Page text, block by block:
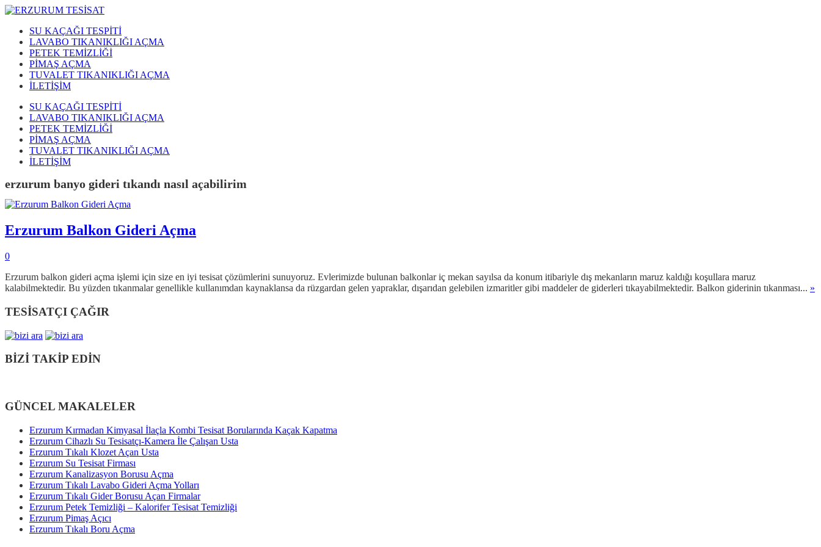
SU KAÇAĞI TESPİTİ
LAVABO TIKANIKLIĞI AÇMA
PETEK TEMİZLİĞİ
PİMAŞ AÇMA
TUVALET TIKANIKLIĞI AÇMA
İLETİŞİM
SU KAÇAĞI TESPİTİ
LAVABO TIKANIKLIĞI AÇMA
PETEK TEMİZLİĞİ
PİMAŞ AÇMA
TUVALET TIKANIKLIĞI AÇMA
İLETİŞİM
erzurum banyo gideri tıkandı nasıl açabilirim
Erzurum Balkon Gideri Açma
0
Erzurum balkon gideri açma işlemi için size en iyi tesisat çözümlerini sunuyoruz. Evlerimizde bulunan balkonlar iç mekan sayılsa da konum itibariyle dış mekanların maruz kaldığı koşullara maruz
kalabilmektedir. Bu yüzden tıkanmalar genellikle kullanımdan kaynaklansa da rüzgardan gelen yapraklar, dışarıdan gelebilen izmaritler gibi maddeler de giderleri tıkayabilmektedir. Balkon giderinin tıkanması... »
TESİSATÇI ÇAĞIR
BİZİ TAKİP EDİN
GÜNCEL MAKALELER
Erzurum Kırmadan Kimyasal İlaçla Kombi Tesisat Borularında Kaçak Kapatma
Erzurum Cihazlı Su Tesisatçı-Kamera İle Çalışan Usta
Erzurum Tıkalı Klozet Açan Usta
Erzurum Su Tesisat Firması
Erzurum Kanalizasyon Borusu Açma
Erzurum Tıkalı Lavabo Gideri Açma Yolları
Erzurum Tıkalı Gider Borusu Açan Firmalar
Erzurum Petek Temizliği – Kalorifer Tesisat Temizliği
Erzurum Pimaş Açıcı
Erzurum Tıkalı Boru Açma